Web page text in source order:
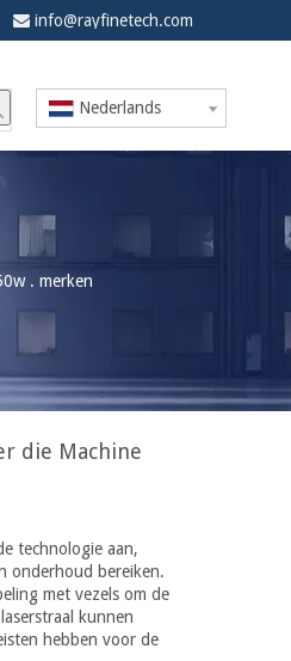
 info@rayfinetech.com
Nederlands
. merken
die Machine
technologie aan,
onderhoud bereiken.
met vezels om de
kunnen
hebben voor de